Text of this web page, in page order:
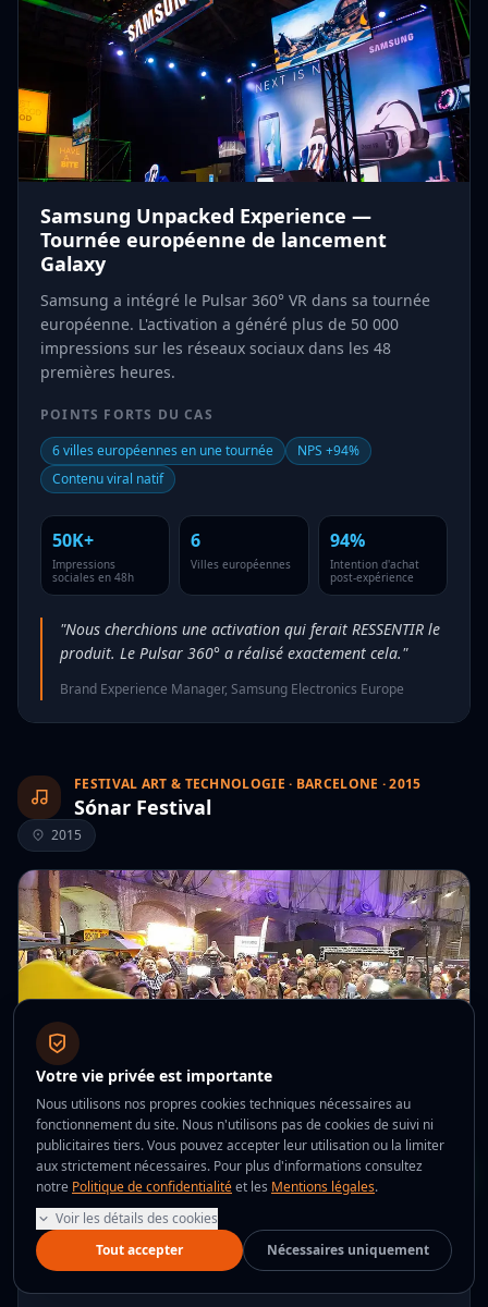
Samsung Unpacked Experience —
Tournée européenne de lancement
Galaxy
Samsung a intégré le Pulsar 360° VR dans sa tournée
européenne. L'activation a généré plus de 50 000
impressions sur les réseaux sociaux dans les 48
premières heures.
POINTS FORTS DU CAS
6 villes européennes en une tournée
NPS +94%
Contenu viral natif
50K+
Impressions
sociales en 48h
6
Villes européennes
94%
Intention d'achat
post-expérience
"Nous cherchions une activation qui ferait RESSENTIR le
produit. Le Pulsar 360° a réalisé exactement cela."
Brand Experience Manager, Samsung Electronics Europe
FESTIVAL ART & TECHNOLOGIE · BARCELONE · 2015
Sónar Festival
2015
Sónar Festival — Installation artistique
immersive au congrès de technologie
créative
Lors d'un des festivals de référence mondiale pour
l'innovation, le simulateur VR 360° Whiplash a été
intégré comme pièce d'expérience immersive.
Votre vie privée est importante
Nous utilisons nos propres cookies techniques nécessaires au
fonctionnement du site. Nous n'utilisons pas de cookies de suivi ni
publicitaires tiers. Vous pouvez accepter leur utilisation ou la limiter
aux strictement nécessaires. Pour plus d'informations consultez
notre Politique de confidentialitéet les Mentions légales.
Voir les détails des cookies
Tout accepter
Nécessaires uniquement